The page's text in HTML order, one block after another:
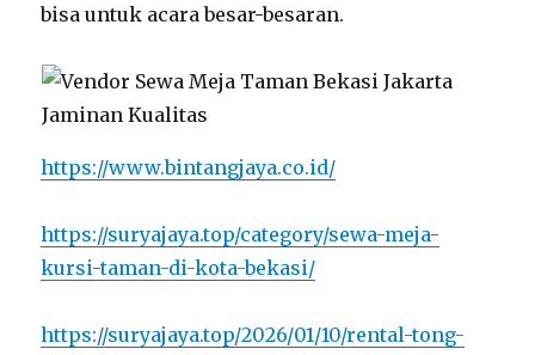
bisa untuk acara besar-besaran.
https://www.bintangjaya.co.id/
https://suryajaya.top/category/sewa-meja-
kursi-taman-di-kota-bekasi/
https://suryajaya.top/2026/01/10/rental-tong-